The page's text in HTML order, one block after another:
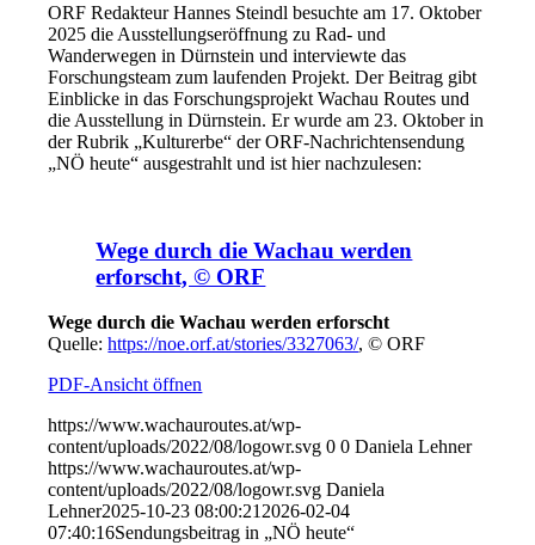
ORF Redakteur Hannes Steindl besuchte am 17. Oktober
2025 die Ausstellungseröffnung zu Rad- und
Wanderwegen in Dürnstein und interviewte das
Forschungsteam zum laufenden Projekt. Der Beitrag gibt
Einblicke in das Forschungsprojekt Wachau Routes und
die Ausstellung in Dürnstein. Er wurde am 23. Oktober in
der Rubrik „Kulturerbe“ der ORF-Nachrichtensendung
„NÖ heute“ ausgestrahlt und ist hier nachzulesen:
Wege durch die Wachau werden
erforscht, © ORF
Wege durch die Wachau werden erforscht
Quelle:https://noe.orf.at/stories/3327063/, © ORF
PDF-Ansicht öffnen
https://www.wachauroutes.at/wp-
content/uploads/2022/08/logowr.svg 0 0 Daniela Lehner
https://www.wachauroutes.at/wp-
content/uploads/2022/08/logowr.svg Daniela
Lehner2025-10-23 08:00:21 2026-02-04
07:40:16Sendungsbeitrag in „NÖ heute“